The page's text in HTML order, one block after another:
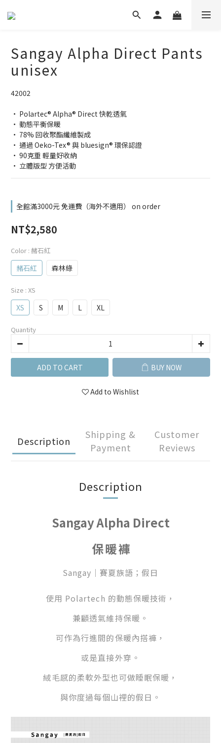
Sangay Alpha Direct Pants
unisex
42002
· Polartec® Alpha® Direct 快乾透氣
· 動態平衡保暖
· 78% 回收聚酯纖維製成
· 通過 Oeko-Tex® 與 bluesign® 環保認證
· 90克重 輕量好收納
· 立體版型 方便活動
全館滿3000元 免運費（海外不適用） on order
NT$2,580
Color : 赭石紅
赭石紅 森林綠
Size : XS
XS S M L XL
Quantity
ADD TO CART BUY NOW
Add to Wishlist
Description
Shipping &
Payment
Customer
Reviews
Description
Sangay Alpha Direct
保暖褲
Sangay｜賽夏族語；假日
使用 Polartech 的動態保暖技術，
兼顧透氣維持保暖。
可作為行進間的保暖內搭褲，
或是直接外穿。
絨毛感的柔軟外型也可做睡眠保暖，
與你度過每個山裡的假日。